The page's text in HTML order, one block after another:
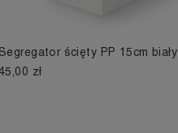
Segregator ścięty PP 15cm biały
zł